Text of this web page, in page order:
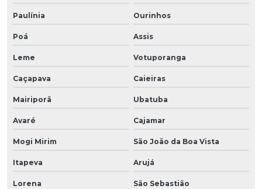
Paulínia Ourinhos
Poá Assis
Leme Votuporanga
Caçapava Caieiras
Mairiporã Ubatuba
Avaré Cajamar
Mogi Mirim São João da Boa Vista
Itapeva Arujá
Lorena São Sebastião